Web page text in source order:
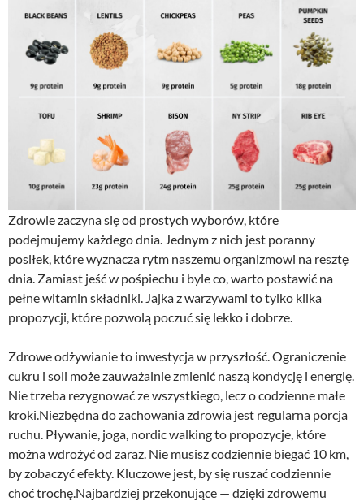
Zdrowie zaczyna się od prostych wyborów, które
podejmujemy każdego dnia. Jednym z nich jest poranny
posiłek, które wyznacza rytm naszemu organizmowi na resztę
dnia. Zamiast jeść w pośpiechu i byle co, warto postawić na
pełne witamin składniki. Jajka z warzywami to tylko kilka
propozycji, które pozwolą poczuć się lekko i dobrze.
Zdrowe odżywianie to inwestycja w przyszłość. Ograniczenie
cukru i soli może zauważalnie zmienić naszą kondycję i energię.
Nie trzeba rezygnować ze wszystkiego, lecz o codzienne małe
kroki.Niezbędna do zachowania zdrowia jest regularna porcja
ruchu. Pływanie, joga, nordic walking to propozycje, które
można wdrożyć od zaraz. Nie musisz codziennie biegać 10 km,
by zobaczyć efekty. Kluczowe jest, by się ruszać codziennie
choć trochę.Najbardziej przekonujące — dzięki zdrowemu